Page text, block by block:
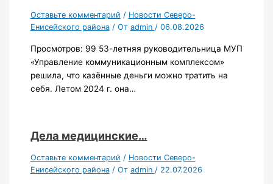
Оставьте комментарий / Новости Северо-
Енисейского района/ От admin / 06.08.2026
Просмотров: 99 53-летняя руководительница МУП
«Управление коммуникационным комплексом»
решила, что казённые деньги можно тратить на
себя. Летом 2024 г. она…
Дела медицинские…
Оставьте комментарий / Новости Северо-
Енисейского района/ От admin / 22.07.2026